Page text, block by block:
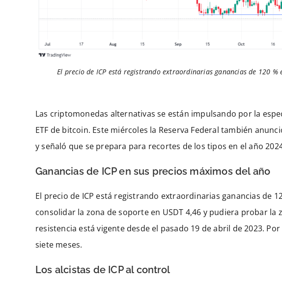
El precio de ICP está registrando extraordinarias ganancias de 120
Las criptomonedas alternativas se están impulsando por la
ETF de bitcoin. Este miércoles la Reserva Federal también
y señaló que se prepara para recortes de los tipos en el año
Ganancias de ICP en sus precios máximos del año
El precio de ICP está registrando extraordinarias ganancias de
consolidar la zona de soporte en USDT 4,46 y pudiera probar la
resistencia está vigente desde el pasado 19 de abril de 2023.
siete meses.
Los alcistas de ICP al control